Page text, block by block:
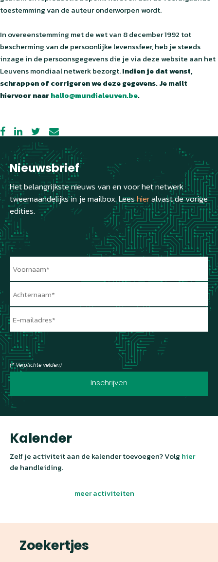
toestemming van de auteur onderworpen wordt.
In overeenstemming met de wet van 8 december 1992 tot
bescherming van de persoonlijke levenssfeer, heb je steeds
inzage in de persoonsgegevens die je via deze website aan het
Leuvens mondiaal netwerk bezorgt.Indien je dat wenst,
schrappen of corrigeren we deze gegevens. Je mailt
hiervoor naarhallo@mundialeuven.be.
Nieuwsbrief
Het belangrijkste nieuws van en voor het netwerk
tweemaandelijks in je mailbox. Leeshieralvast de vorige
edities.
(* Verplichte velden)
Inschrijven
Kalender
Zelf je activiteit aan de kalender toevoegen? Volg hier
de handleiding.
meer activiteiten
Zoekertjes